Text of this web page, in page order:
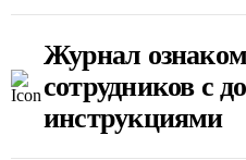
Журнал
сотрудников с
инструкциями